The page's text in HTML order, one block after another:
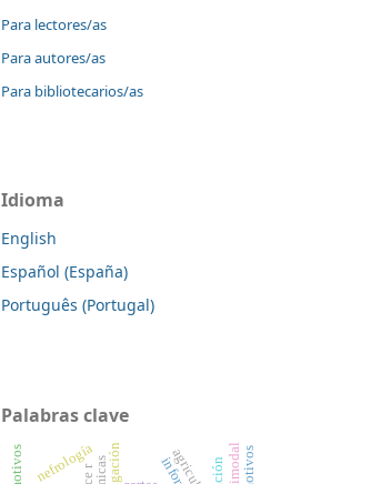
Para lectores/as
Para autores/as
Para bibliotecarios/as
Idioma
English
Español (España)
Português (Portugal)
Palabras clave
nefrología